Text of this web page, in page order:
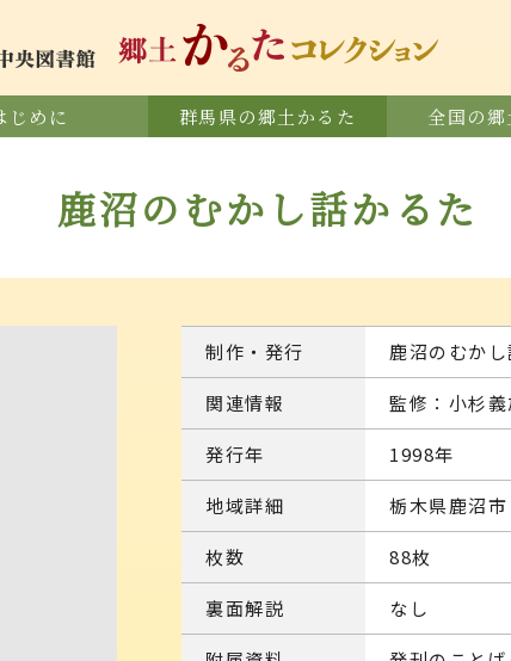
じめに 群馬県の郷土かるた 全国の
鹿沼のむかし話かるた
制作・発行 鹿沼のむか
関連情報 監修：小杉
発行年 1998年
地域詳細 栃木県鹿沼市
枚数 88枚
裏面解説 なし